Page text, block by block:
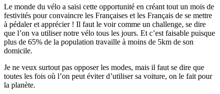
Le monde du vélo a saisi cette opportunité en créant tout un mois de
festivités pour convaincre les Françaises et les Français de se mettre
à pédaler et apprécier ! Il faut le voir comme un challenge, se dire
que l’on va utiliser notre vélo tous les jours. Et c’est faisable puisque
plus de 65% de la population travaille à moins de 5km de son
domicile.
Je ne veux surtout pas opposer les modes, mais il faut se dire que
toutes les fois où l’on peut éviter d’utiliser sa voiture, on le fait pour
la planète.